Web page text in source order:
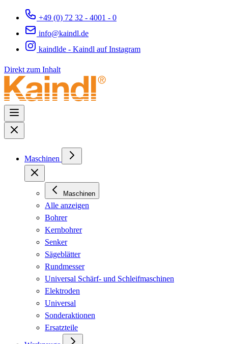
+49 (0) 72 32 - 4001 - 0
info@kaindl.de
kaindlde - Kaindl auf Instagram
Direkt zum Inhalt
Maschinen
Maschinen
Alle anzeigen
Bohrer
Kernbohrer
Senker
Sägeblätter
Rundmesser
Universal Schärf- und Schleifmaschinen
Elektroden
Universal
Sonderaktionen
Ersatzteile